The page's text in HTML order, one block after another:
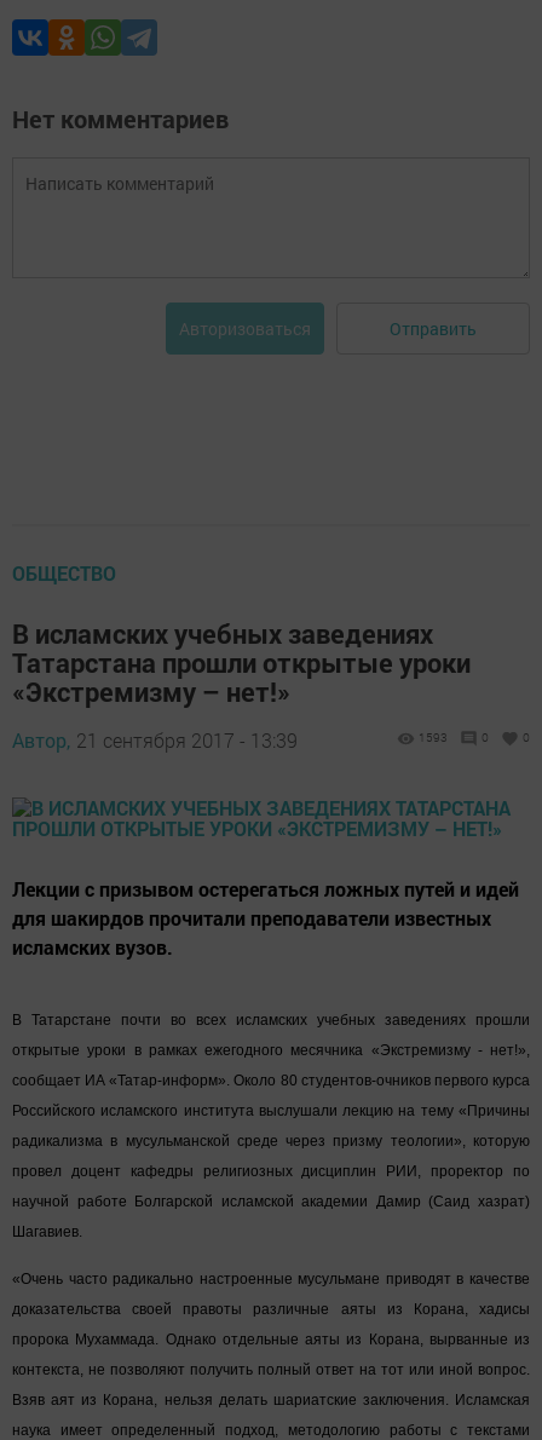
Нет комментариев
Авторизоваться Отправить
ОБЩЕСТВО
В исламских учебных заведениях
Татарстана прошли открытые уроки
«Экстремизму – нет!»
Автор, 21 сентября 2017 - 13:39 1593 0 0
Лекции с призывом остерегаться ложных путей и идей
для шакирдов прочитали преподаватели известных
исламских вузов.
В Татарстане почти во всех исламских учебных заведениях прошли
открытые уроки в рамках ежегодного месячника «Экстремизму - нет!»,
сообщает ИА «Татар-информ». Около 80 студентов-очников первого курса
Российского исламского института выслушали лекцию на тему «Причины
радикализма в мусульманской среде через призму теологии», которую
провел доцент кафедры религиозных дисциплин РИИ, проректор по
научной работе Болгарской исламской академии Дамир (Саид хазрат)
Шагавиев.
«Очень часто радикально настроенные мусульмане приводят в качестве
доказательства своей правоты различные аяты из Корана, хадисы
пророка Мухаммада. Однако отдельные аяты из Корана, вырванные из
контекста, не позволяют получить полный ответ на тот или иной вопрос.
Взяв аят из Корана, нельзя делать шариатские заключения. Исламская
наука имеет определенный подход, методологию работы с текстами